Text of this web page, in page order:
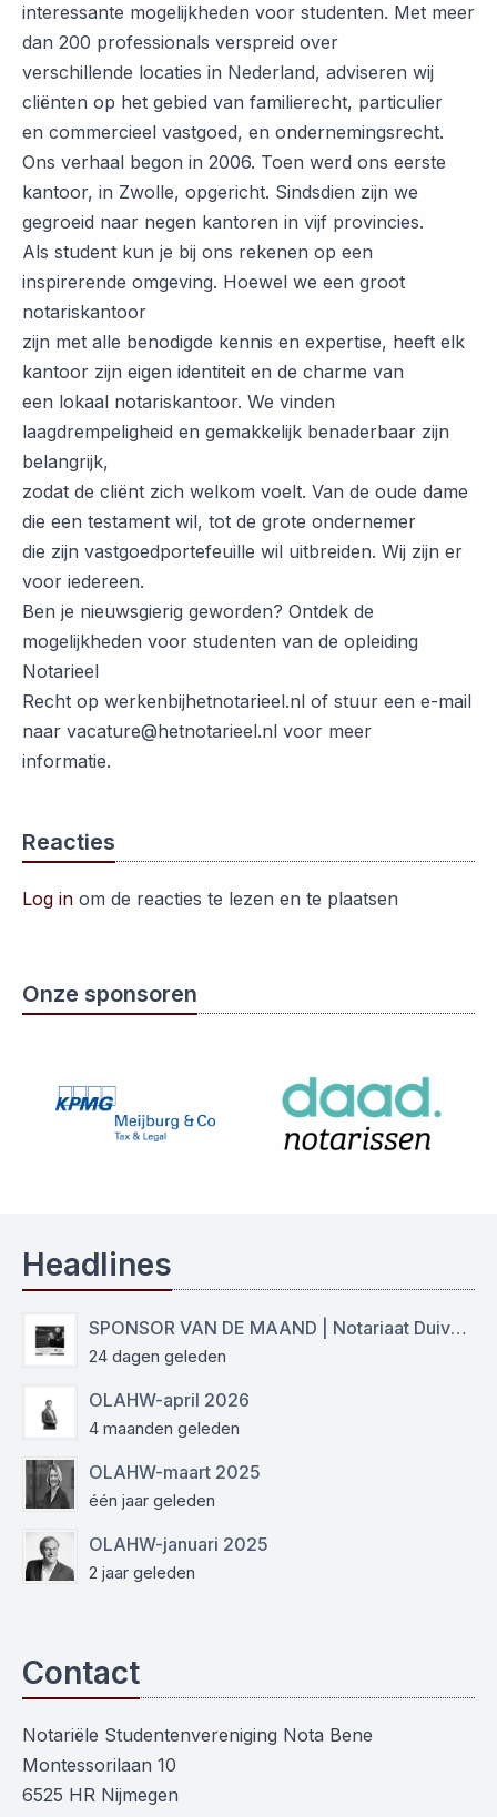
interessante mogelijkheden voor studenten. Met meer
dan 200 professionals verspreid over
verschillende locaties in Nederland, adviseren wij
cliënten op het gebied van familierecht, particulier
en commercieel vastgoed, en ondernemingsrecht.
Ons verhaal begon in 2006. Toen werd ons eerste
kantoor, in Zwolle, opgericht. Sindsdien zijn we
gegroeid naar negen kantoren in vijf provincies.
Als student kun je bij ons rekenen op een
inspirerende omgeving. Hoewel we een groot
notariskantoor
zijn met alle benodigde kennis en expertise, heeft elk
kantoor zijn eigen identiteit en de charme van
een lokaal notariskantoor. We vinden
laagdrempeligheid en gemakkelijk benaderbaar zijn
belangrijk,
zodat de cliënt zich welkom voelt. Van de oude dame
die een testament wil, tot de grote ondernemer
die zijn vastgoedportefeuille wil uitbreiden. Wij zijn er
voor iedereen.
Ben je nieuwsgierig geworden? Ontdek de
mogelijkheden voor studenten van de opleiding
Notarieel
Recht op werkenbijhetnotarieel.nl of stuur een e-mail
naar vacature@hetnotarieel.nl voor meer
informatie.
Reacties
Log in om de reacties te lezen en te plaatsen
Onze sponsoren
Headlines
SPONSOR VAN DE MAAND | Notariaat Duiven Westervoort
24 dagen geleden
OLAHW-april 2026
4 maanden geleden
OLAHW-maart 2025
één jaar geleden
OLAHW-januari 2025
2 jaar geleden
Contact
Notariële Studentenvereniging Nota Bene
Montessorilaan 10
6525 HR Nijmegen